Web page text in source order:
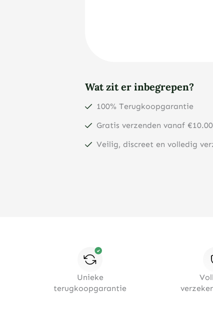
Wat zit er inbegrepen?
100% Terugkoopgarantie
Gratis verzenden vanaf
Veilig, discreet en volledig
Unieke
terugkoopgarantie